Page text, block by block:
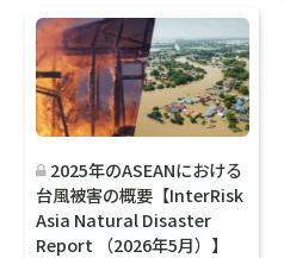
2025年のASEANにおける
台風被害の概要【InterRisk
Asia Natural Disaster
Report （2026年5月）】